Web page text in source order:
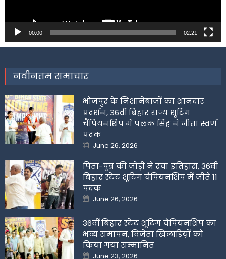
00:00 02:21
नवीनतम समाचार
भोजपुर के निशानेबाजों का शानदार
प्रदर्शन, 36वीं बिहार राज्य शूटिंग
चैंपियनशिप में पलक सिंह ने जीता स्वर्ण
पदक
Posted
on
June 26, 2026
पिता-पुत्र की जोड़ी ने रचा इतिहास, 36वीं
बिहार स्टेट शूटिंग चैंपियनशिप में जीते 11
पदक
Posted
on
June 26, 2026
36वीं बिहार स्टेट शूटिंग चैंपियनशिप का
भव्य समापन, विजेता खिलाडिय़ों को
किया गया सम्मानित
Posted
June 23, 2026